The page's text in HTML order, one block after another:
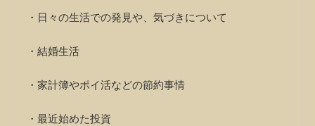
・日々の生活での発見や、気づきについて
・結婚生活
・家計簿やポイ活などの節約事情
・最近始めた投資